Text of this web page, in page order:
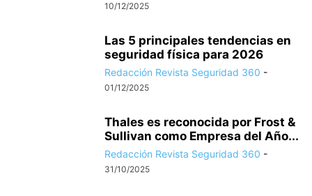
10/12/2025
Las 5 principales tendencias en
seguridad física para 2026
Redacción Revista Seguridad 360 -
01/12/2025
Thales es reconocida por Frost &
Sullivan como Empresa del Año...
Redacción Revista Seguridad 360 -
31/10/2025